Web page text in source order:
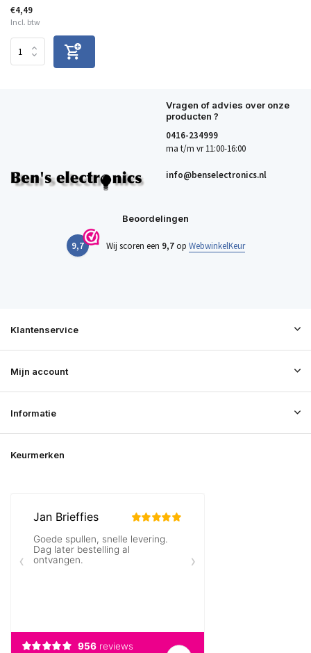
€4,49
Incl. btw
Vragen of advies over onze
producten ?
0416-234999
ma t/m vr 11:00-16:00
info@benselectronics.nl
Beoordelingen
9,7 Wij scoren een 9,7op WebwinkelKeur
Klantenservice
Mijn account
Informatie
Keurmerken